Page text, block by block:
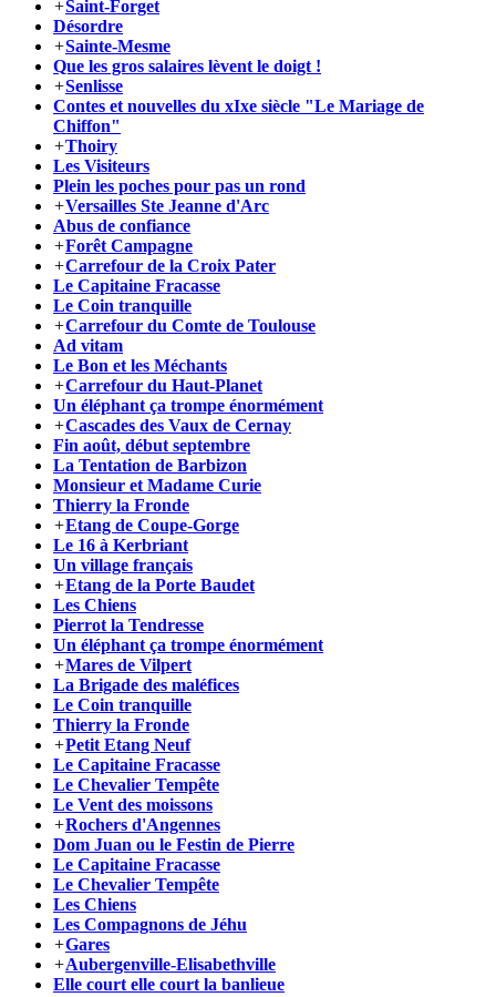
+Saint-Forget
Désordre
+Sainte-Mesme
Que les gros salaires lèvent le doigt !
+Senlisse
Contes et nouvelles du xIxe siècle "Le Mariage de
Chiffon"
+Thoiry
Les Visiteurs
Plein les poches pour pas un rond
+Versailles Ste Jeanne d'Arc
Abus de confiance
+Forêt Campagne
+Carrefour de la Croix Pater
Le Capitaine Fracasse
Le Coin tranquille
+Carrefour du Comte de Toulouse
Ad vitam
Le Bon et les Méchants
+Carrefour du Haut-Planet
Un éléphant ça trompe énormément
+Cascades des Vaux de Cernay
Fin août, début septembre
La Tentation de Barbizon
Monsieur et Madame Curie
Thierry la Fronde
+Etang de Coupe-Gorge
Le 16 à Kerbriant
Un village français
+Etang de la Porte Baudet
Les Chiens
Pierrot la Tendresse
Un éléphant ça trompe énormément
+Mares de Vilpert
La Brigade des maléfices
Le Coin tranquille
Thierry la Fronde
+Petit Etang Neuf
Le Capitaine Fracasse
Le Chevalier Tempête
Le Vent des moissons
+Rochers d'Angennes
Dom Juan ou le Festin de Pierre
Le Capitaine Fracasse
Le Chevalier Tempête
Les Chiens
Les Compagnons de Jéhu
+Gares
+Aubergenville-Elisabethville
Elle court elle court la banlieue